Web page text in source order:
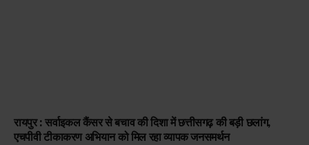
रायपुर : सर्वाइकल कैंसर से बचाव की दिशा में छत्तीसगढ़ की बड़ी छलांग,
एचपीवी टीकाकरण अभियान को मिल रहा व्यापक जनसमर्थन